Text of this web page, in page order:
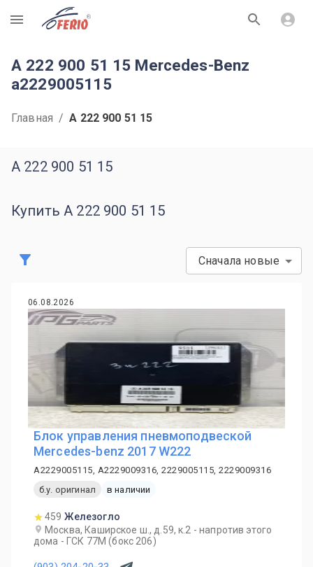
R
A 222 900 51 15 Mercedes-Benz
a2229005115
Главная / A 222 900 51 15
A 222 900 51 15
Купить A 222 900 51 15
Сначала новые
06.08.2026
Блок управления пневмоподвеской
Mercedes-benz 2017 W222
A2229005115, A2229009316, 2229005115, 2229009316
б.у. оригинал
в наличии
459 Железогло
Москва, Каширское ш., д.59, к.2 - напротив этого
дома - ГСК 77М (бокс 206)